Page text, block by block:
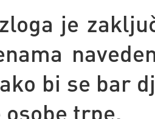
je
bi se bar
osobe trpe.